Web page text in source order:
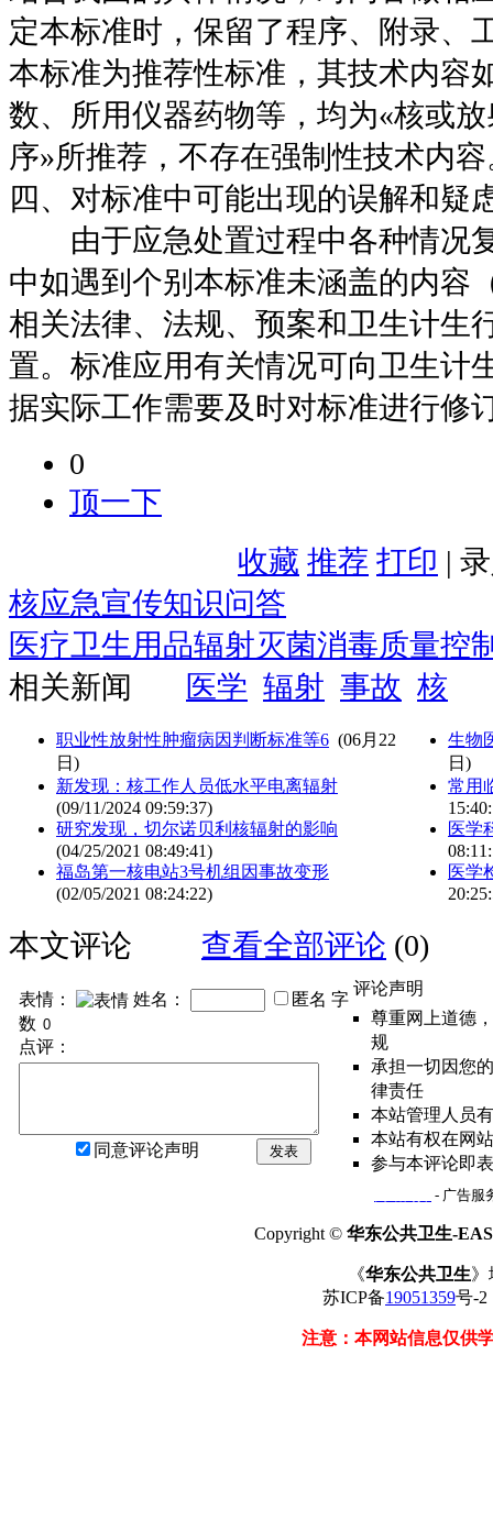
定本标准时，保留了程序、附录、
本标准为推荐性标准，其技术内容
数、所用仪器药物等，均为«核或
序»所推荐，不存在强制性技术内
四、对标准中可能出现的误解和疑
由于应急处置过程中各种情况
中如遇到个别本标准未涵盖的内容
相关法律、法规、预案和卫生计生
置。标准应用有关情况可向卫生计
据实际工作需要及时对标准进行修
0
顶一下
收藏 推荐 打印 |
核应急宣传知识问答
医疗卫生用品辐射灭菌消毒质量控
相关新闻
医学 辐射 事故 核
职业性放射性肿瘤病因判断标准等6 (06月22
日)
新发现：核工作人员低水平电离辐射
(09/11/2024 09:59:37)
研究发现，切尔诺贝利核辐射的影响
(04/25/2021 08:49:41)
福岛第一核电站3号机组因事故变形
(02/05/2021 08:24:22)
生物
日)
常用
医学
医学
本文评论 查看全部评论 (0)
表情： 姓名： 匿名 字
数
点评：
同意评论声明 发表
评论声明
尊重网上道德
规
承担一切因您
律责任
本站管理人员
本站有权在网
参与本评论即
- 广告服
Copyright © 华东公共卫生-
《华东公共卫生》
苏ICP备19051359号-
注意：本网站信息仅供